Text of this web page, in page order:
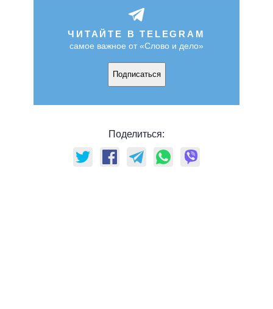
ЧИТАЙТЕ В TELEGRAM
самое важное от «Слово и дело»
Подписаться
Поделиться: